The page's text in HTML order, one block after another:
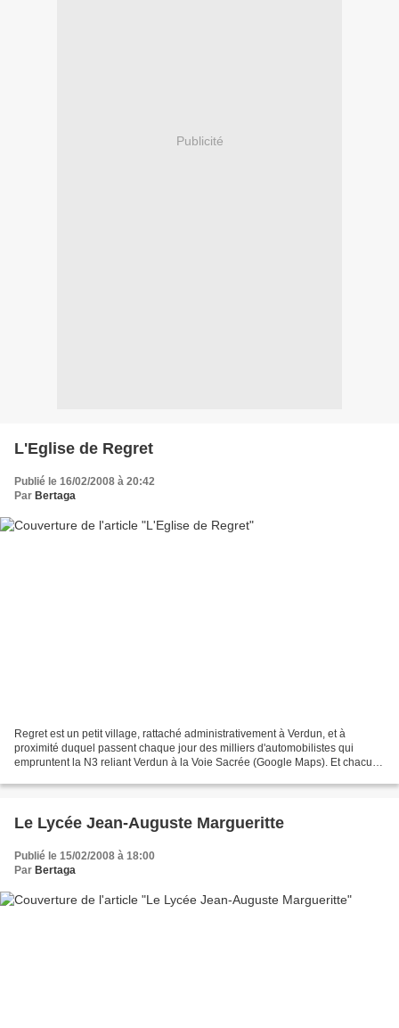
Publicité
L'Eglise de Regret
Publié le 16/02/2008 à 20:42
Par Bertaga
Regret est un petit village, rattaché administrativement à Verdun, et à
proximité duquel passent chaque jour des milliers d'automobilistes qui
empruntent la N3 reliant Verdun à la Voie Sacrée (Google Maps). Et chacun
Le Lycée Jean-Auguste Margueritte
Publié le 15/02/2008 à 18:00
Par Bertaga